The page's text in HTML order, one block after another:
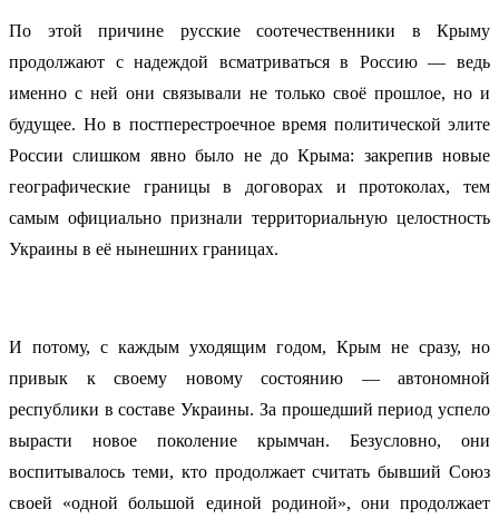
По этой причине русские соотечественники в Крыму
продолжают с надеждой всматриваться в Россию — ведь
именно с ней они связывали не только своё прошлое, но и
будущее. Но в постперестроечное время политической элите
России слишком явно было не до Крыма: закрепив новые
географические границы в договорах и протоколах, тем
самым официально признали территориальную целостность
Украины в её нынешних границах.
И потому, с каждым уходящим годом, Крым не сразу, но
привык к своему новому состоянию — автономной
республики в составе Украины. За прошедший период успело
вырасти новое поколение крымчан. Безусловно, они
воспитывалось теми, кто продолжает считать бывший Союз
своей «одной большой единой родиной», они продолжает